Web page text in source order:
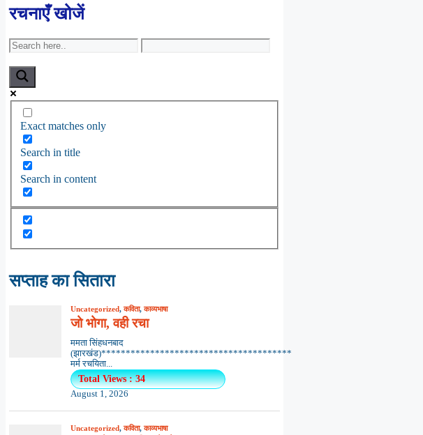
रचनाएँ खोजें
Exact matches only
Search in title
Search in content
सप्ताह का सितारा
Uncategorized,कविता,काव्यभाषा
जो भोगा, वही रचा
ममता सिंहधनबाद
(झारखंड)***************************************
मर्म रचयिता...
Total Views : 34
August 1, 2026
Uncategorized,कविता,काव्यभाषा